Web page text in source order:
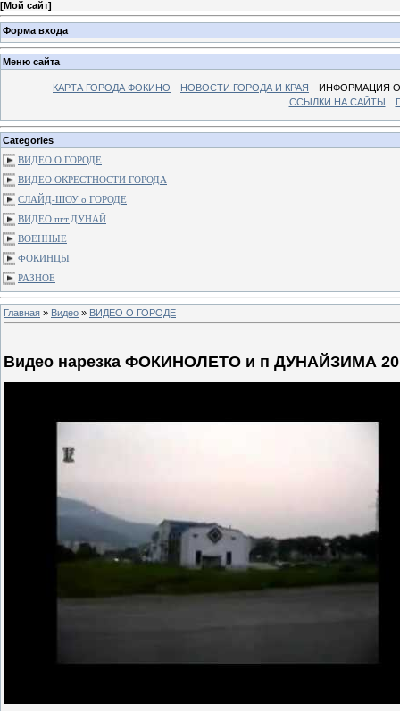
[Мой сайт]
Форма входа
Меню сайта
КАРТА ГОРОДА ФОКИНО НОВОСТИ ГОРОДА И КРАЯ
ИНФОРМАЦИЯ
ССЫЛКИ НА САЙТЫ
Categories
ВИДЕО О ГОРОДЕ
ВИДЕО ОКРЕСТНОСТИ ГОРОДА
СЛАЙД-ШОУ о ГОРОДЕ
ВИДЕО пгт.ДУНАЙ
ВОЕННЫЕ
ФОКИНЦЫ
РАЗНОЕ
Главная » Видео » ВИДЕО О ГОРОДЕ
Видео нарезка ФОКИНОЛЕТО и п ДУНАЙЗИМА